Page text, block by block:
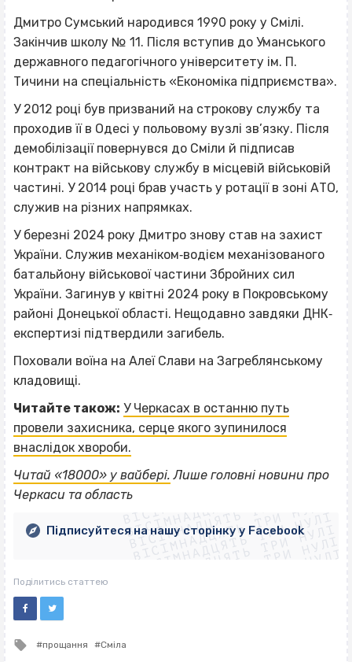
Дмитро Сумський народився 1990 року у Смілі.
Закінчив школу № 11. Після вступив до Уманського
державного педагогічного університету ім. П.
Тичини на спеціальність «Економіка підприємства».
У 2012 році був призваний на строкову службу та
проходив її в Одесі у польовому вузлі зв’язку. Після
демобілізації повернувся до Сміли й підписав
контракт на військову службу в місцевій військовій
частині. У 2014 році брав участь у ротації в зоні АТО,
служив на різних напрямках.
У березні 2024 року Дмитро знову став на захист
України. Служив механіком‐водієм механізованого
батальйону військової частини Збройних сил
України. Загинув у квітні 2024 року в Покровському
районі Донецької області. Нещодавно завдяки ДНК‐
експертизі підтвердили загибель.
Поховали воїна на Алеї Слави на Загреблянському
кладовищі.
Читайте також: У Черкасах в останню путь
провели захисника, серце якого зупинилося
внаслідок хвороби.
Читай «18000» у вайбері. Лише головні новини про
Черкаси та областьВІСІМНАДЦЯТЬ ТРИ НУЛІ
ВІСІМНАДЦЯТЬ ТРИ НУЛІ
ВІСІМНАДЦЯТЬ ТРИ НУЛІ
ВІСІМНАДЦЯТЬ ТРИ НУЛІ
ВІСІМНАДЦЯТЬ ТРИ НУЛІ
ВІСІМНАДЦЯТЬ ТРИ НУЛІ
ВІСІМНАДЦЯТЬ ТРИ НУЛІ
ВІСІМНАДЦЯТЬ ТРИ НУЛІ
Підписуйтеся на нашу сторінку у Facebook
Поділитись статтею
Tagged
прощання Сміла